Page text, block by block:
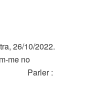
26/10/2022.
me no
: